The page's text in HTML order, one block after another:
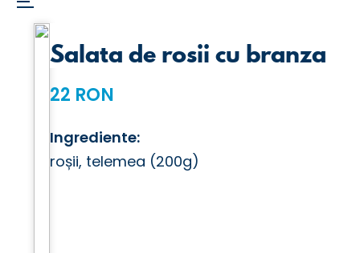
Menu
Salata de rosii cu branza
22 RON
Ingrediente:
roșii, telemea (200g)